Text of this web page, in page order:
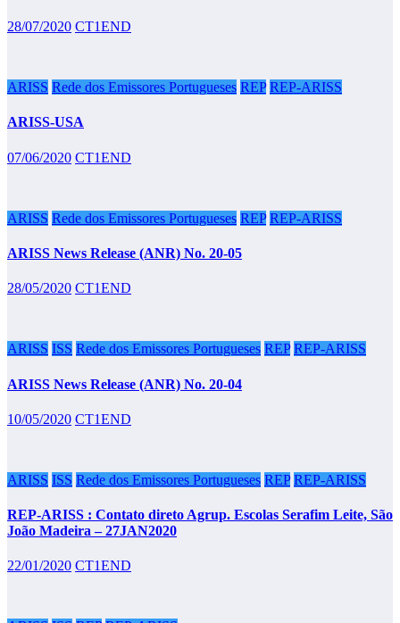
28/07/2020 CT1END
ARISS Rede dos Emissores Portugueses REP REP-ARISS
ARISS-USA
07/06/2020 CT1END
ARISS Rede dos Emissores Portugueses REP REP-ARISS
ARISS News Release (ANR) No. 20-05
28/05/2020 CT1END
ARISS ISS Rede dos Emissores Portugueses REP REP-ARISS
ARISS News Release (ANR) No. 20-04
10/05/2020 CT1END
ARISS ISS Rede dos Emissores Portugueses REP REP-ARISS
REP-ARISS : Contato direto Agrup. Escolas Serafim Leite, São
João Madeira – 27JAN2020
22/01/2020 CT1END